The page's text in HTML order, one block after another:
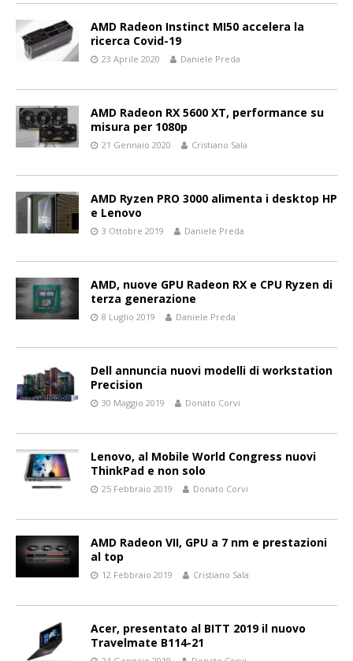
AMD Radeon Instinct MI50 accelera la
ricerca Covid-19
23 Aprile 2020 Daniele Preda
AMD Radeon RX 5600 XT, performance su
misura per 1080p
21 Gennaio 2020 Cristiano Sala
AMD Ryzen PRO 3000 alimenta i desktop HP
e Lenovo
3 Ottobre 2019 Daniele Preda
AMD, nuove GPU Radeon RX e CPU Ryzen di
terza generazione
8 Luglio 2019 Daniele Preda
Dell annuncia nuovi modelli di workstation
Precision
30 Maggio 2019 Donato Corvi
Lenovo, al Mobile World Congress nuovi
ThinkPad e non solo
25 Febbraio 2019 Donato Corvi
AMD Radeon VII, GPU a 7 nm e prestazioni
al top
12 Febbraio 2019 Cristiano Sala
Acer, presentato al BITT 2019 il nuovo
Travelmate B114-21